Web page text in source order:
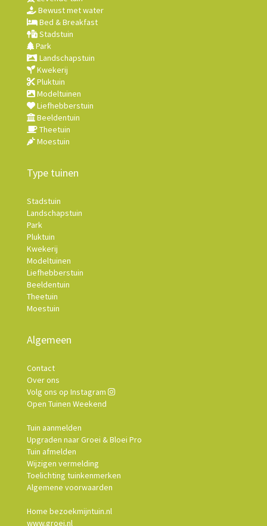
Bewust met water
Bed & Breakfast
Stadstuin
Park
Landschapstuin
Kwekerij
Pluktuin
Modeltuinen
Liefhebberstuin
Beeldentuin
Theetuin
Moestuin
Type tuinen
Stadstuin
Landschapstuin
Park
Pluktuin
Kwekerij
Modeltuinen
Liefhebberstuin
Beeldentuin
Theetuin
Moestuin
Algemeen
Contact
Over ons
Volg ons op Instagram
Open Tuinen Weekend
Tuin aanmelden
Upgraden naar Groei & Bloei Pro
Tuin afmelden
Wijzigen vermelding
Toelichting tuinkenmerken
Algemene voorwaarden
Home bezoekmijntuin.nl
www.groei.nl